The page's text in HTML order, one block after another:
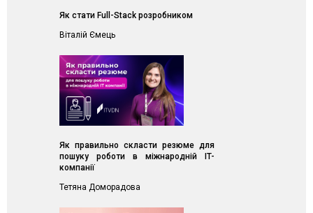
Як стати Full-Stack розробником
Віталій Ємець
Як правильно скласти резюме для
пошуку роботи в міжнародній IT-
компанії
Тетяна Доморадова